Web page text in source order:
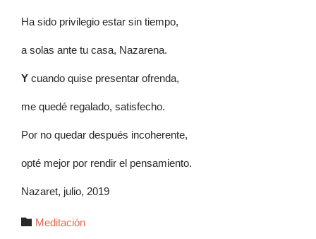
Ha sido privilegio estar sin tiempo,
a solas ante tu casa, Nazarena.
Y cuando quise presentar ofrenda,
me quedé regalado, satisfecho.
Por no quedar después incoherente,
opté mejor por rendir el pensamiento.
Nazaret, julio, 2019
 Autor
Meditación